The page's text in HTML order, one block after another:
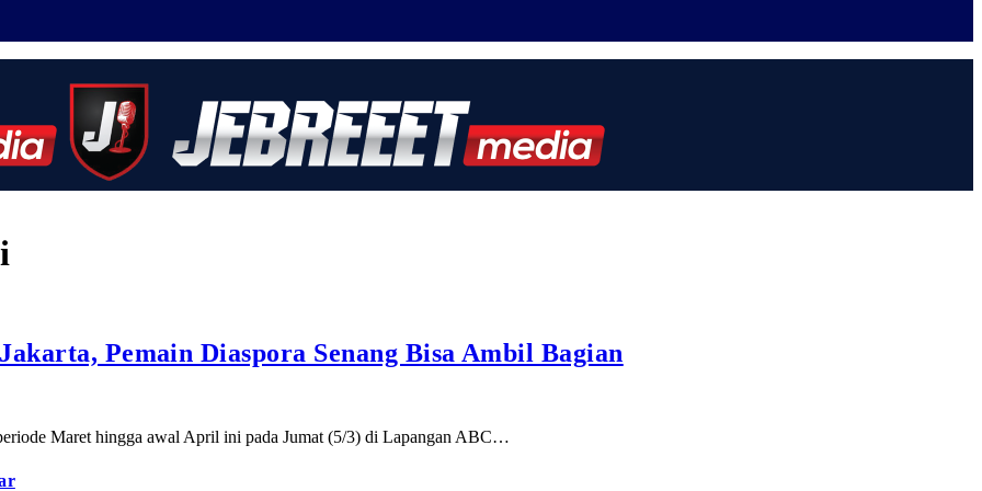
Pemain Diaspora Senang Bisa Ambil Bagian
Maret hingga awal April ini pada Jumat (5/3) di Lapangan ABC…